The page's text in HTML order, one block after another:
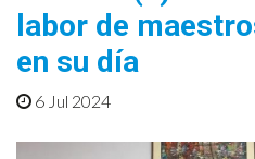
labor de
en su día
6 Jul 2024